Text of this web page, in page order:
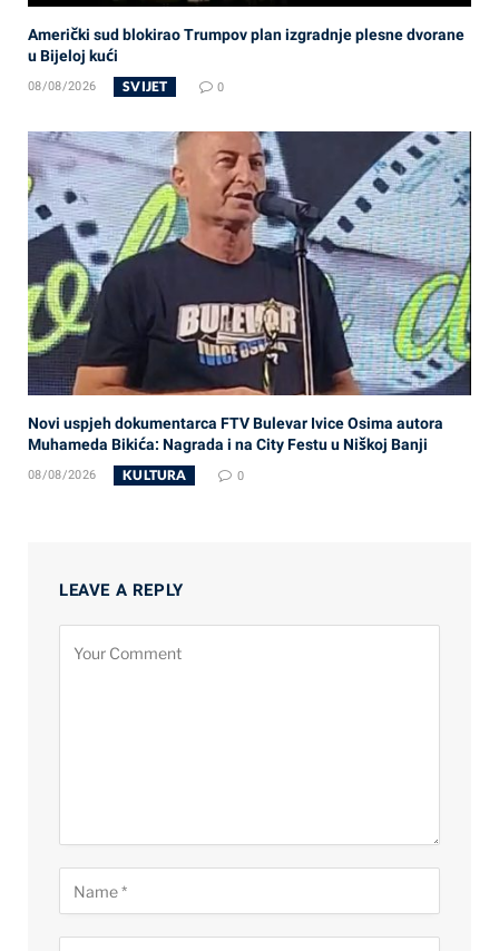
Američki sud blokirao Trumpov plan izgradnje plesne dvorane
u Bijeloj kući
08/08/2026 SVIJET 0
Novi uspjeh dokumentarca FTV Bulevar Ivice Osima autora
Muhameda Bikića: Nagrada i na City Festu u Niškoj Banji
08/08/2026 KULTURA 0
LEAVE A REPLY